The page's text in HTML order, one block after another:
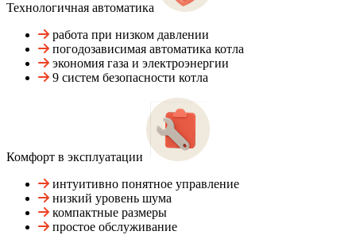
Технологичная автоматика
работа при низком давлении
погодозависимая автоматика котла
экономия газа и электроэнергии
9 систем безопасности котла
Комфорт в эксплуатации
интуитивно понятное управление
низкий уровень шума
компактные размеры
простое обслуживание